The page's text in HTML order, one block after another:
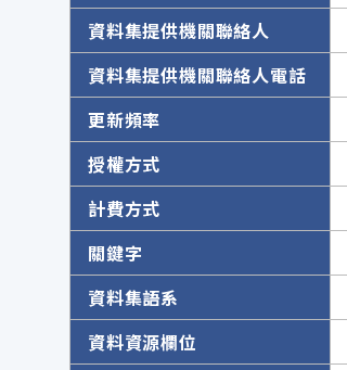
資料集提供機關聯絡人
資料集提供機關聯絡人電話
更新頻率
授權方式
計費方式
關鍵字
資料集語系
資料資源欄位